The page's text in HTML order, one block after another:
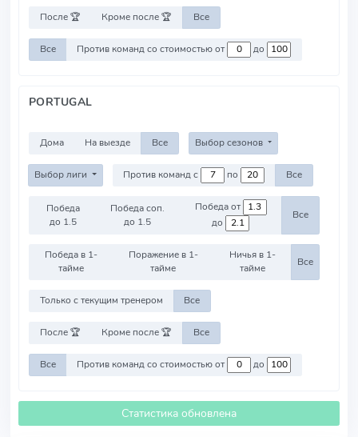
После 🏆 Кроме после 🏆 Все
Все Против команд со стоимостью от до
PORTUGAL
Дома На выезде Все Выбор сезонов
Выбор лиги Против команд с по Все
Победа
до 1.5
Победа соп.
до 1.5
Победа от
до
Все
Победа в 1-
тайме
Поражение в 1-
тайме
Ничья в 1-
тайме
Все
Только с текущим тренером Все
После 🏆 Кроме после 🏆 Все
Все Против команд со стоимостью от до
Статистика обновлена